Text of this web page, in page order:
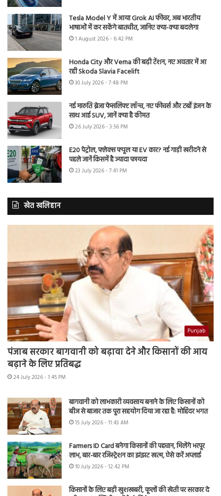
Tesla Model Y में आया Grok AI फीचर, अब भारतीय
भाषाओं में कर सकेंगे बातचीत, जानिए क्या-क्या बदलेगा
1 August 2026 - 6:42 PM
Honda City और Verna की बढ़ी टेंशन, नए अवतार में आ
रही Skoda Slavia Facelift
30 July 2026 - 7:48 PM
नई मारुति ब्रेजा फेसलिफ्ट लॉन्च, नए फीचर्स और टर्बो इंजन के
साथ आई SUV, जानें क्या है कीमत
26 July 2026 - 3:56 PM
E20 पेट्रोल, फ्लेक्स फ्यूल या EV कार? नई गाड़ी खरीदने से
पहले जानें किसमें है ज्यादा फायदा
23 July 2026 - 7:41 PM
खेत खलिहान
Punjab
पंजाब सरकार बागवानी को बढ़ावा देने और किसानों की आय
बढ़ाने के लिए प्रतिबद्ध
24 July 2026 - 1:45 PM
बागवानी को लाभकारी व्यवसाय बनाने के लिए किसानों को
बीज से बाजार तक पूरा सहयोग दिया जा रहा है: मोहिंदर भगत
15 July 2026 - 11:43 AM
Farmers ID Card बनेगा किसानों की पहचान, मिलेंगे भरपूर
लाभ, बार-बार रजिस्ट्रेशन का झंझट खत्म, ऐसे करें अप्लाई
10 July 2026 - 12:42 PM
किसानों के लिए बड़ी खुशखबरी, फूलों की खेती पर सरकार दे